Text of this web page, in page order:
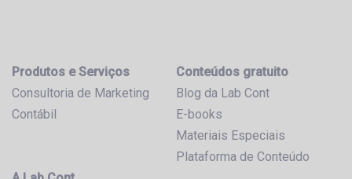
Produtos e Serviços
Consultoria de Marketing
Contábil
Conteúdos gratuito
Blog da Lab Cont
E-books
Materiais Especiais
Plataforma de Conteúdo